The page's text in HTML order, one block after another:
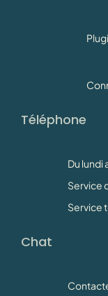
Téléphone
Du lundi
Service
Service
Chat